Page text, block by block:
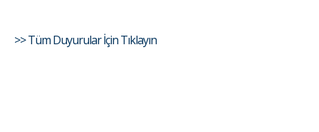
>> Tüm Duyurular İçin Tıklayın